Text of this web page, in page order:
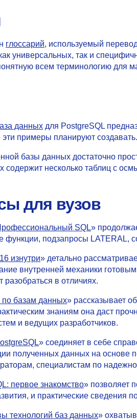
глоссарий, используемый
универсальных, так и
всем терминологию для
данных для PostgreSQL
примеры планируют создавать.
базы данных достаточно
содержит несколько таблиц с
для вузов
SQL»
функции, подзапросы LATERAL,
изнутри» детально
внутренней механики
разобраться в отличиях.
по базам данных» рассказывает
знаниям она даст
и ведущих разработчиков.
» соединяет в себе
полученных данных на основе
специалистам по
первое знакомство» позволяет
и практические сведения
технологий баз данных»